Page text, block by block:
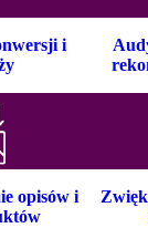
i
opisów i